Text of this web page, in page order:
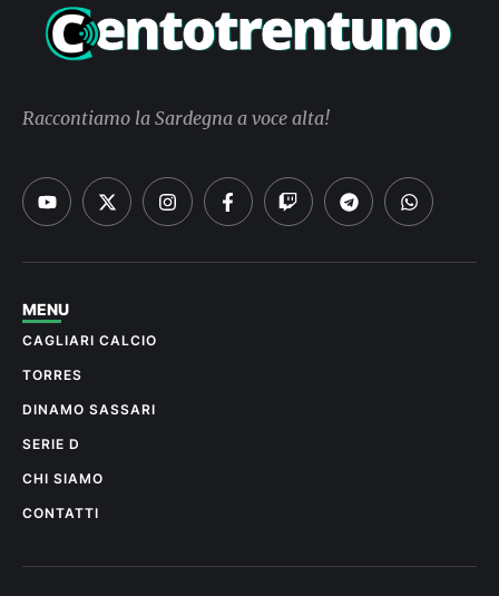
Raccontiamo la Sardegna a voce alta!
MENU
CAGLIARI CALCIO
TORRES
DINAMO SASSARI
SERIE D
CHI SIAMO
CONTATTI